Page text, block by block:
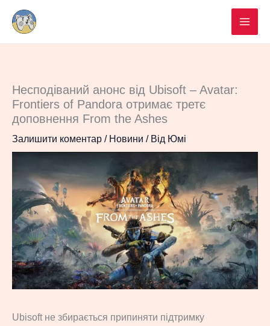
Перейти
вмісту
Несподіваний анонс від Ubisoft – Avatar:
Frontiers of Pandora отримає третє
доповнення From the Ashes
Залишити коментар / Новини / Від Юмі
Ubisoft не збирається припиняти підтримку